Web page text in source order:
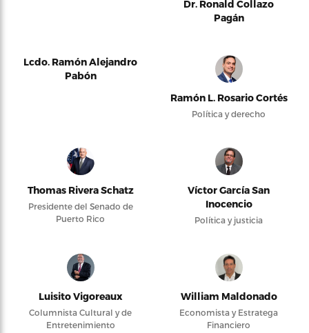
Dr. Ronald Collazo
Pagán
Lcdo. Ramón Alejandro
Pabón
Ramón L. Rosario Cortés
Política y derecho
Thomas Rivera Schatz
Presidente del Senado de
Puerto Rico
Víctor García San
Inocencio
Política y justicia
Luisito Vigoreaux
Columnista Cultural y de
Entretenimiento
William Maldonado
Economista y Estratega
Financiero